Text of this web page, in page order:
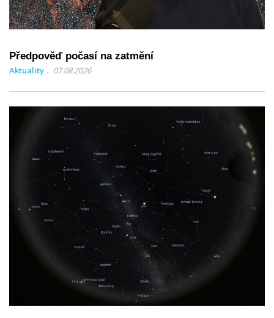
Předpověď počasí na zatmění
Aktuality 07.08.2026